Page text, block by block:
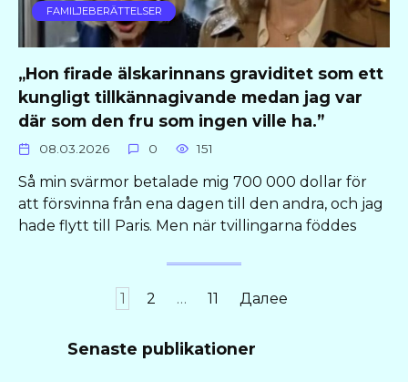
FAMILJEBERÄTTELSER
„Hon firade älskarinnans graviditet som ett
kungligt tillkännagivande medan jag var
där som den fru som ingen ville ha.”
08.03.2026 0 151
Så min svärmor betalade mig 700 000 dollar för
att försvinna från ena dagen till den andra, och jag
hade flytt till Paris. Men när tvillingarna föddes
1 2 … 11 Далее
Senaste publikationer